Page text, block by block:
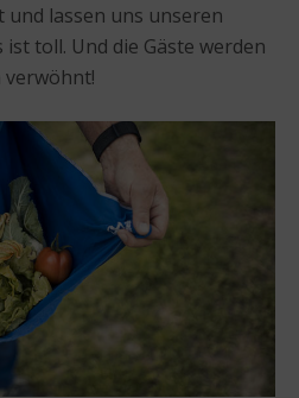
und lassen uns unseren
toll. Und die Gäste werden